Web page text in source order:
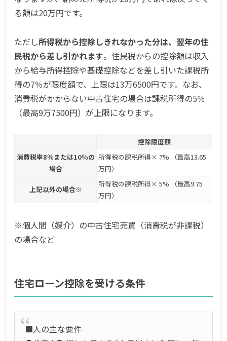
る額は20万円です。
ただし所得税から控除しきれなかった分は、翌年の住
民税から差し引かれます。住民税からの控除額は収入
から給与所得控除や基礎控除などを差し引いた課税所
得の7％が限度額で、上限は13万6500円です。なお、
消費税がかからない中古住宅の場合は課税所得の5％
（最高9万7500円）が上限になります。
控除限度額
消費税率8％または10％の
場合
所得税の課税所得× 7% （最高13.65
万円）
上記以外の場合※
所得税の課税所得× 5% （最高9.75
万円）
※個人間（媒介）の中古住宅売買（消費税が非課税）
の場合など
住宅ローン控除を受ける条件
■人の主な要件